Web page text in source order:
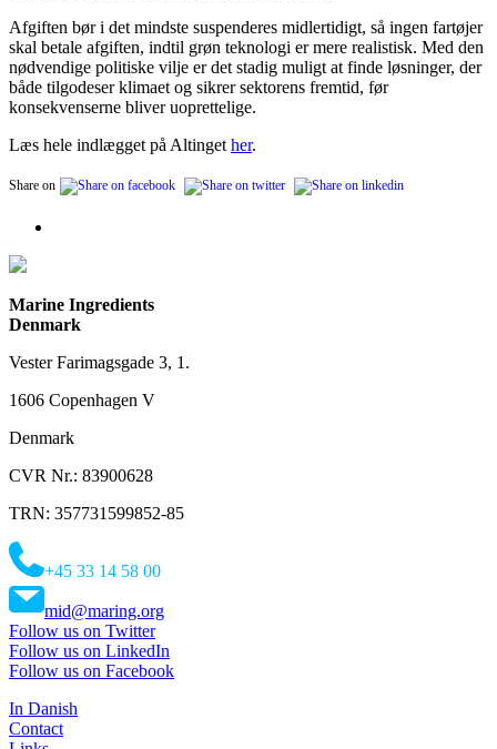
Afgiften bør i det mindste suspenderes midlertidigt, så ingen fartøjer
skal betale afgiften, indtil grøn teknologi er mere realistisk. Med den
nødvendige politiske vilje er det stadig muligt at finde løsninger, der
både tilgodeser klimaet og sikrer sektorens fremtid, før
konsekvenserne bliver uoprettelige.
Læs hele indlægget på Altinget her.
Share on
Marine Ingredients
Denmark
Vester Farimagsgade 3, 1.
1606 Copenhagen V
Denmark
CVR Nr.: 83900628
TRN: 357731599852-85
+45 33 14 58 00
mid@maring.org
Follow us on Twitter
Follow us on LinkedIn
Follow us on Facebook
In Danish
Contact